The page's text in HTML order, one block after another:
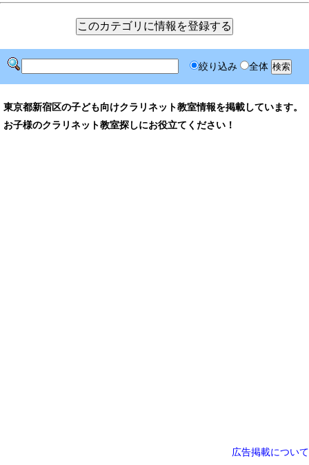
絞り込み 全体
東京都新宿区の子ども向けクラリネット教室情報を掲載しています。
お子様のクラリネット教室探しにお役立てください！
広告掲載について